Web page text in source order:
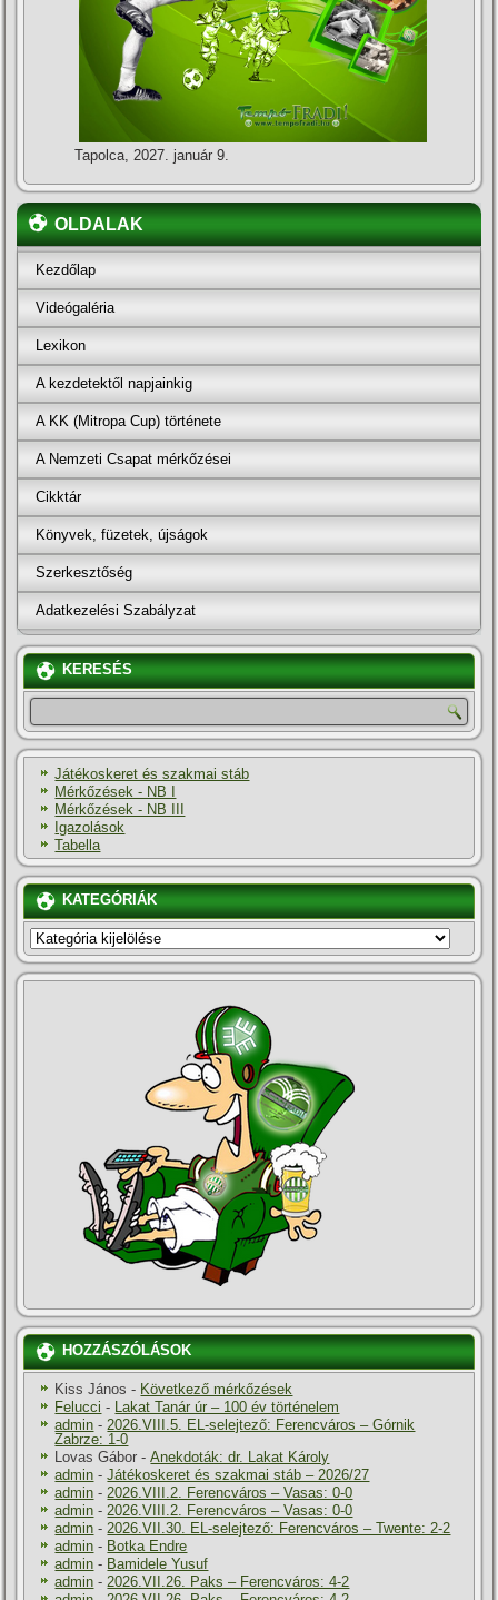
Tapolca, 2027. január 9.
OLDALAK
Kezdőlap
Videógaléria
Lexikon
A kezdetektől napjainkig
A KK (Mitropa Cup) története
A Nemzeti Csapat mérkőzései
Cikktár
Könyvek, füzetek, újságok
Szerkesztőség
Adatkezelési Szabályzat
KERESÉS
Játékoskeret és szakmai stáb
Mérkőzések - NB I
Mérkőzések - NB III
Igazolások
Tabella
KATEGÓRIÁK
KATEGÓRIÁK
HOZZÁSZÓLÁSOK
Kiss János - Következő mérkőzések
Felucci - Lakat Tanár úr – 100 év történelem
admin -2026.VIII.5. EL-selejtező: Ferencváros – Górnik
Zabrze: 1-0
Lovas Gábor -Anekdoták: dr. Lakat Károly
admin -Játékoskeret és szakmai stáb – 2026/27
admin -2026.VIII.2. Ferencváros – Vasas: 0-0
admin -2026.VIII.2. Ferencváros – Vasas: 0-0
admin -2026.VII.30. EL-selejtező: Ferencváros – Twente: 2-2
admin - Botka Endre
admin - Bamidele Yusuf
admin -2026.VII.26. Paks – Ferencváros: 4-2